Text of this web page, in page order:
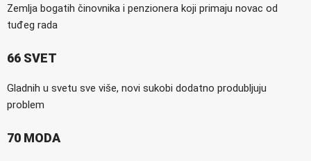
Zemlja bogatih činovnika i penzionera koji primaju novac od
tuđeg rada
66 SVET
Gladnih u svetu sve više, novi sukobi dodatno produbljuju
problem
70 MODA